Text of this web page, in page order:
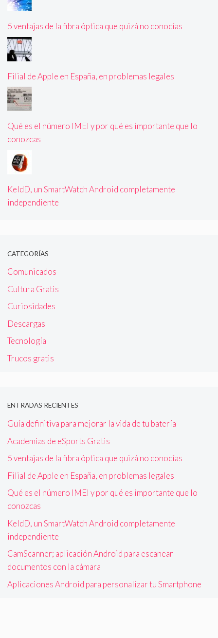
5 ventajas de la fibra óptica que quizá no conocías
Filial de Apple en España, en problemas legales
Qué es el número IMEI y por qué es importante que lo
conozcas
KeldD, un SmartWatch Android completamente
independiente
CATEGORÍAS
Comunicados
Cultura Gratis
Curiosidades
Descargas
Tecnología
Trucos gratis
ENTRADAS RECIENTES
Guía definitiva para mejorar la vida de tu batería
Academias de eSports Gratis
5 ventajas de la fibra óptica que quizá no conocías
Filial de Apple en España, en problemas legales
Qué es el número IMEI y por qué es importante que lo
conozcas
KeldD, un SmartWatch Android completamente
independiente
CamScanner; aplicación Android para escanear
documentos con la cámara
Aplicaciones Android para personalizar tu Smartphone